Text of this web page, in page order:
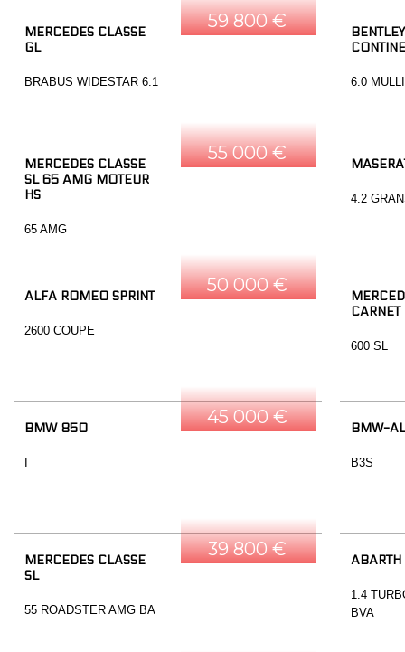
59 800 €
MERCEDES CLASSE
GL
BRABUS WIDESTAR 6.1
BENTLEY
6.0
55 000 €
MERCEDES CLASSE
SL 65 AMG MOTEUR
HS
65 AMG
4.2
50 000 €
ALFA ROMEO SPRINT
2600 COUPE
CARNET
600 SL
45 000 €
BMW 850 BMW-
B3S
39 800 €
MERCEDES CLASSE
SL
55 ROADSTER AMG BA
1.4
BVA